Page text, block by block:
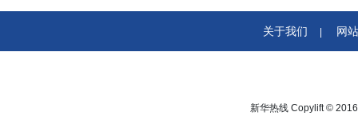
关于我们 网
新华热线 Copylift ©